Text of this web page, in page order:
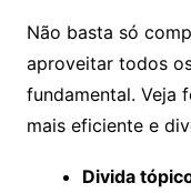
Não basta só
aproveitar todos
fundamental. Veja
mais eficiente e
Divida